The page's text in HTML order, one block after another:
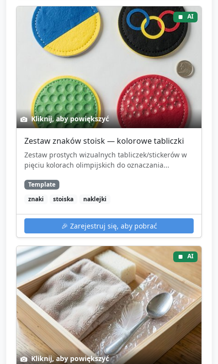
AI
Kliknij, aby powiększyć
Zestaw znaków stoisk — kolorowe tabliczki
Zestaw prostych wizualnych tabliczek/stickerów w
pięciu kolorach olimpijskich do oznaczania...
Template
znaki
stoiska naklejki
🎉 Zarejestruj się, aby pobrać
AI
Kliknij, aby powiększyć